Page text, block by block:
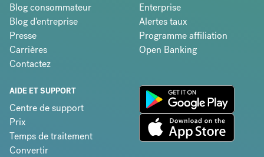
Blog consommateur
Blog d'entreprise
Presse
Carrières
Contactez
Enterprise
Alertes taux
Programme affiliation
Open Banking
AIDE ET SUPPORT
Centre de support
Prix
Temps de traitement
Convertir